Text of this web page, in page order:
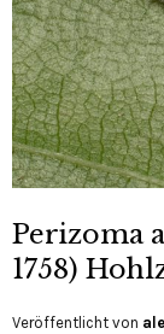
Perizoma
1758)
Veröffentlicht von